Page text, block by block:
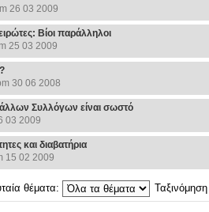
26 03 2009
Βίοι παράλληλοι
25 03 2009
30 06 2008
Συλλόγων είναι σωστό
03 2009
και διαβατήρια
15 02 2009
θέματα: